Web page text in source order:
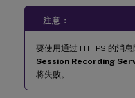
注意：
要使用通过 HTTPS 的消
Session Recording
将失败。